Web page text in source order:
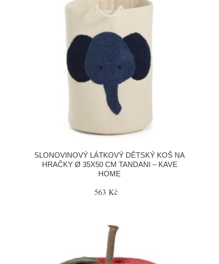
SLONOVINOVÝ LÁTKOVÝ DĚTSKÝ KOŠ NA
HRAČKY Ø 35X50 CM TANDANI – KAVE
HOME
563 Kč